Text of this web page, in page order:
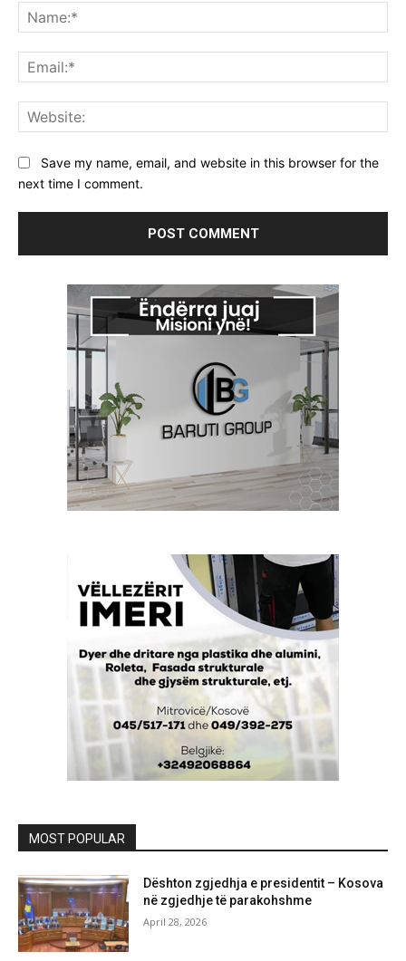
Save my name, email, and website in this browser for the
next time I comment.
MOST POPULAR
Dështon zgjedhja e presidentit – Kosova
në zgjedhje të parakohshme
April 28, 2026